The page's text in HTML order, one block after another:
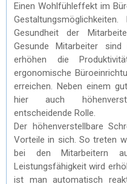
Einen Wohlfühleffekt im
Gesundheit der
Gesunde Mitarbeiter
erhöhen die
ergonomische
erreichen. Neben einem
hier auch
entscheidende Rolle.
Der höhenverstellbare
Vorteile in sich. So treten
bei den Mitarbeitern
Leistungsfähigkeit wird
ist man automatisch